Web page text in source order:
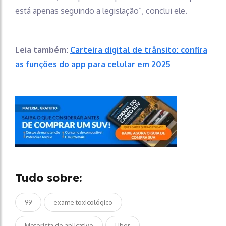
está apenas seguindo a legislação”, conclui ele.
Leia também: Carteira digital de trânsito: confira
as funções do app para celular em 2025
Tudo sobre:
99 exame toxicológico